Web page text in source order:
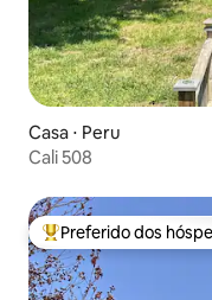
Casa ⋅ Peru
Cali 508
Entre os melhores
Preferido dos